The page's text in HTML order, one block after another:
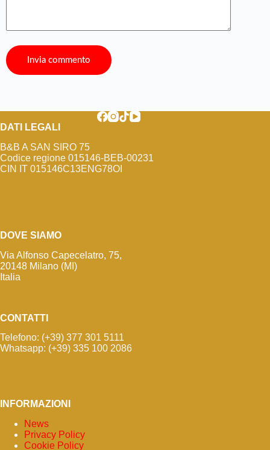
Invia commento
DATI LEGALI
B&B A SAN SIRO 75
Codice regione 015146-BEB-00231
CIN IT 015146C13ENG78OI
DOVE SIAMO
Via Alfonso Capecelatro, 75,
20148 Milano (MI)
Italia
CONTATTI
Telefono: (+39) 377 301 5111
Whatsapp: (+39) 335 100 2086
INFORMAZIONI
News
Privacy Policy
Cookie Policy